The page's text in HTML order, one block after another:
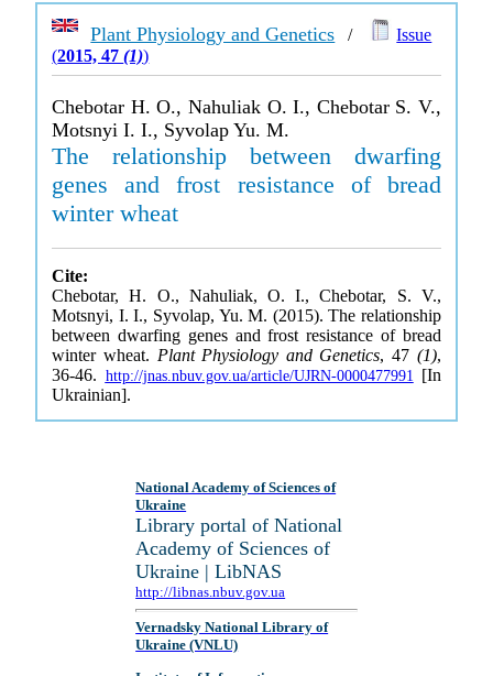
Plant Physiology and Genetics /
Issue
(2015, 47(1))
Chebotar H. O., Nahuliak O. I., Chebotar S. V.,
Motsnyi I. I., Syvolap Yu. M.
The relationship between dwarfing
genes and frost resistance of bread
winter wheat
Cite:
Chebotar, H. O., Nahuliak, O. I., Chebotar, S. V.,
Motsnyi, I. I., Syvolap, Yu. M. (2015). The relationship
between dwarfing genes and frost resistance of bread
winter wheat. Plant Physiology and Genetics, 47 (1),
36-46. http://jnas.nbuv.gov.ua/article/UJRN-0000477991 [In
Ukrainian].
National Academy of Sciences of
Ukraine
Library portal of National
Academy of Sciences of
Ukraine | LibNAS
http://libnas.nbuv.gov.ua
Vernadsky National Library of
Ukraine (VNLU)